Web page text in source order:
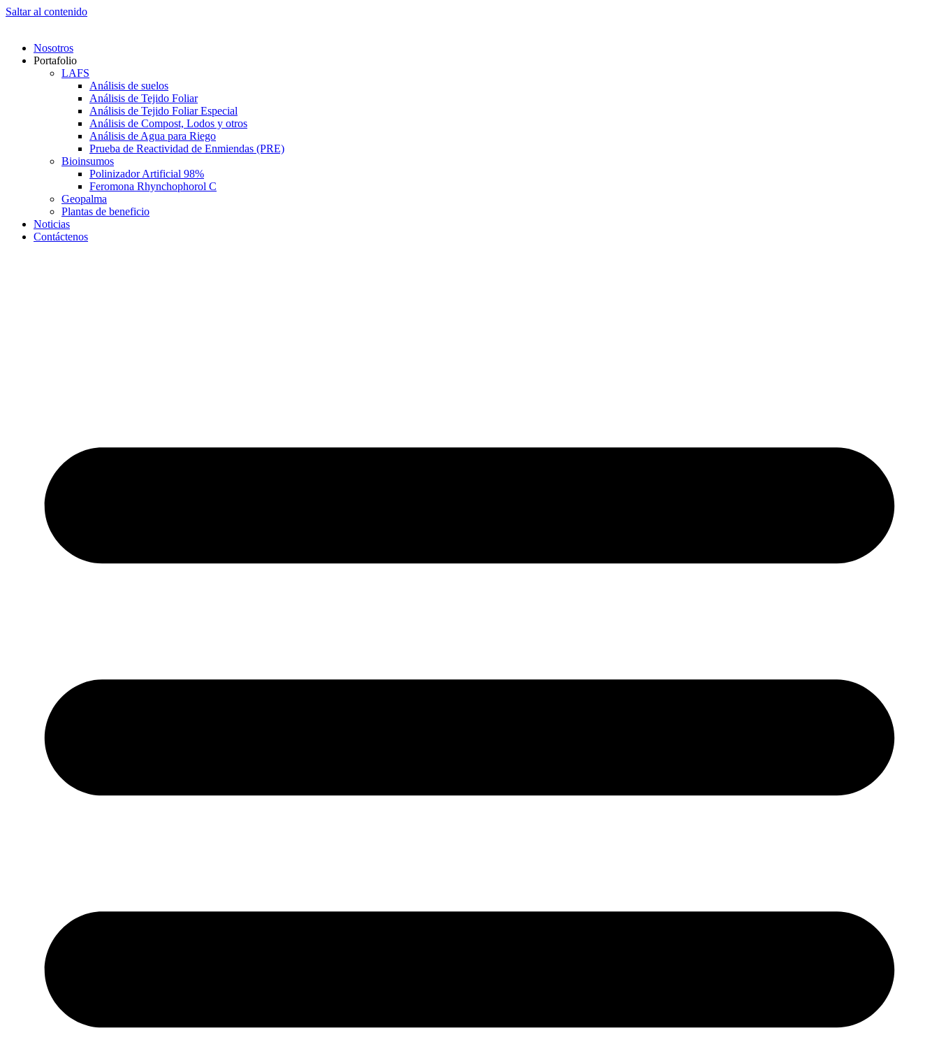
Saltar al contenido
Nosotros
Portafolio
LAFS
Análisis de suelos
Análisis de Tejido Foliar
Análisis de Tejido Foliar Especial
Análisis de Compost, Lodos y otros
Análisis de Agua para Riego
Prueba de Reactividad de Enmiendas (PRE)
Bioinsumos
Polinizador Artificial 98%
Feromona Rhynchophorol C
Geopalma
Plantas de beneficio
Noticias
Contáctenos